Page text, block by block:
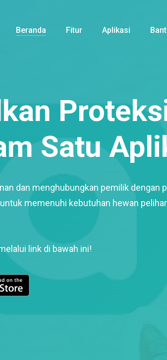
Beranda Fitur Aplikasi
Satu
dan menghubungkan pemilik dengan
memenuhi kebutuhan hewan
link di bawah ini!